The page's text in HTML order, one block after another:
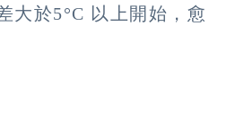
大於5°C 以上開始，愈